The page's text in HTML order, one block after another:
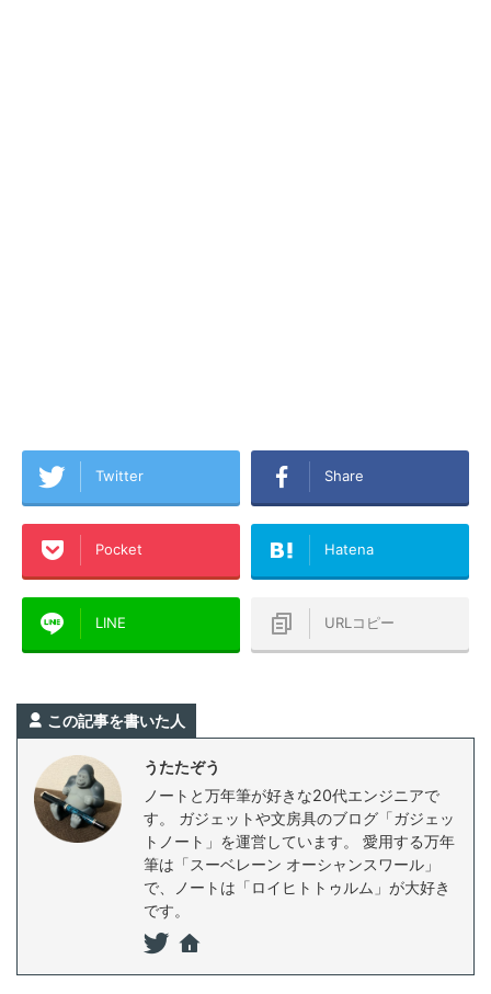
Twitter Share
Pocket Hatena
LINE URLコピー
この記事を書いた人
うたたぞう
ノートと万年筆が好きな20代エンジニアで
す。 ガジェットや文房具のブログ「ガジェッ
トノート」を運営しています。 愛用する万年
筆は「スーベレーン オーシャンスワール」
で、ノートは「ロイヒトトゥルム」が大好き
です。